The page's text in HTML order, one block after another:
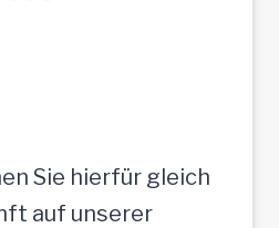
Sie hierfür gleich
auf unserer